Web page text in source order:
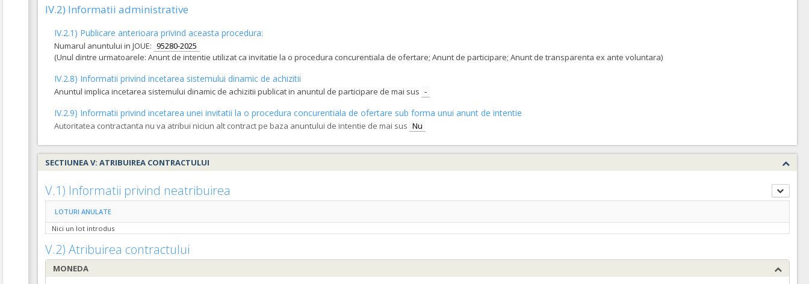
IV.2) Informatii administrative
IV.2.1) Publicare anterioara privind aceasta procedura:
Numarul anuntului in JOUE: 95280-2025
(Unul dintre urmatoarele: Anunt de intentie utilizat ca invitatie la o procedura concurentiala de ofertare; Anunt de participare; Anunt de transparenta ex ante voluntara)
IV.2.8) Informatii privind incetarea sistemului dinamic de achizitii
Anuntul implica incetarea sistemului dinamic de achizitii publicat in anuntul de participare de mai sus -
IV.2.9) Informatii privind incetarea unei invitatii la o procedura concurentiala de ofertare sub forma unui anunt de intentie
Autoritatea contractanta nu va atribui niciun alt contract pe baza anuntului de intentie de mai sus Nu
SECTIUNEA V: ATRIBUIREA CONTRACTULUI
V.1) Informatii privind neatribuirea
LOTURI ANULATE
Nici un lot introdus
V.2) Atribuirea contractului
MONEDA